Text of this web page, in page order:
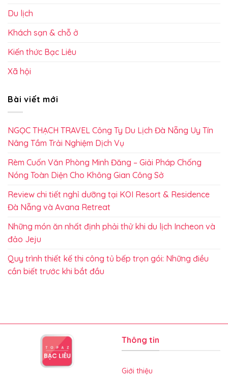
Du lịch
Khách sạn & chỗ ở
Kiến thức Bạc Liêu
Xã hội
Bài viết mới
NGỌC THẠCH TRAVEL Công Ty Du Lịch Đà Nẵng Uy Tín
Nâng Tầm Trải Nghiệm Dịch Vụ
Rèm Cuốn Văn Phòng Minh Đăng – Giải Pháp Chống
Nóng Toàn Diện Cho Không Gian Công Sở
Review chi tiết nghỉ dưỡng tại KOI Resort & Residence
Đà Nẵng và Avana Retreat
Những món ăn nhất định phải thử khi du lịch Incheon và
đảo Jeju
Quy trình thiết kế thi công tủ bếp trọn gói: Những điều
cần biết trước khi bắt đầu
Thông tin
Giới thiệu